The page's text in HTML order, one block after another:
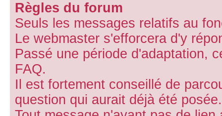
Règles du forum
Seuls les messages relatifs au
Le webmaster s'efforcera d'y
Passé une période d'adaptation,
FAQ.
Il est fortement conseillé de
question qui aurait déjà été posée.